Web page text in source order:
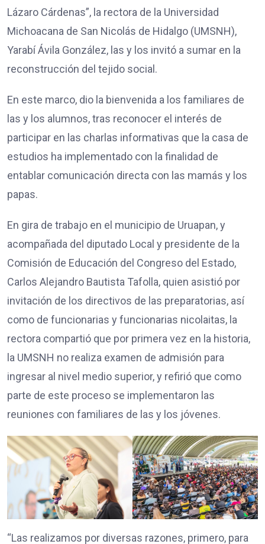
Lázaro Cárdenas”, la rectora de la Universidad
Michoacana de San Nicolás de Hidalgo (UMSNH),
Yarabí Ávila González, las y los invitó a sumar en la
reconstrucción del tejido social.
En este marco, dio la bienvenida a los familiares de
las y los alumnos, tras reconocer el interés de
participar en las charlas informativas que la casa de
estudios ha implementado con la finalidad de
entablar comunicación directa con las mamás y los
papas.
En gira de trabajo en el municipio de Uruapan, y
acompañada del diputado Local y presidente de la
Comisión de Educación del Congreso del Estado,
Carlos Alejandro Bautista Tafolla, quien asistió por
invitación de los directivos de las preparatorias, así
como de funcionarias y funcionarias nicolaitas, la
rectora compartió que por primera vez en la historia,
la UMSNH no realiza examen de admisión para
ingresar al nivel medio superior, y refirió que como
parte de este proceso se implementaron las
reuniones con familiares de las y los jóvenes.
“Las realizamos por diversas razones, primero, para